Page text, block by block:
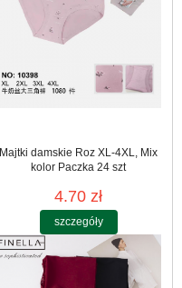
Majtki damskie Roz XL-4XL, Mix
kolor Paczka 24 szt
4.70 zł
szczegóły